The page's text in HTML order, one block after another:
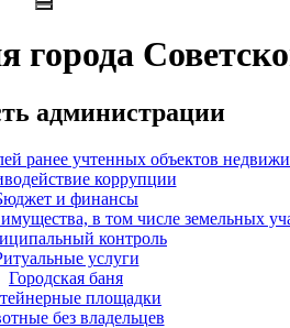
города
администрации
ранее учтенных объектов
коррупции
и финансы
в том числе земельных
контроль
услуги
Городская баня
площадки
без владельцев